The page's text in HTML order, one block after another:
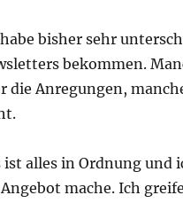
bisher sehr
bekommen.
die Anregungen,
ist alles in Ordnung und
mache. Ich